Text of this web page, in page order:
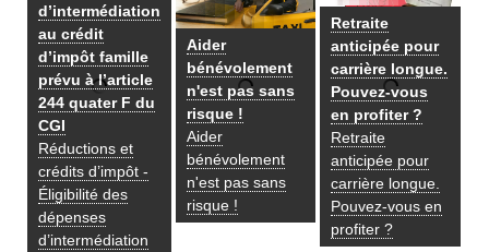
d’intermédiation
au crédit
d’impôt famille
prévu à l’article
244 quater F du
CGI
Réductions et
crédits d’impôt -
Éligibilité des
dépenses
d’intermédiation
Aider
bénévolement
n'est pas sans
risque !
Aider
bénévolement
n'est pas sans
risque !
Retraite
anticipée pour
carrière longue.
Pouvez-vous
en profiter ?
Retraite
anticipée pour
carrière longue.
Pouvez-vous en
profiter ?